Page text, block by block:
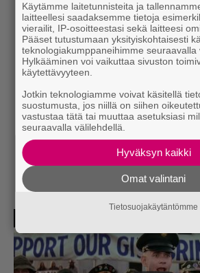
Käytämme laitetunnisteita ja
laitteellesi saadaksemme tietoja
vierailit, IP-osoitteestasi sekä laitteesi
Pääset tutustumaan yksityiskohtaisesti
teknologiakumppaneihimme seuraavalla
Hylkääminen voi vaikuttaa sivuston
käytettävyyteen.
Jotkin teknologiamme voivat käsitellä
suostumusta, jos niillä on siihen
vastustaa tätä tai muuttaa asetuksiasi
seuraavalla välilehdellä.
Hyväksyn kaikki
Omat valintani
Tietosuojakäytäntömme